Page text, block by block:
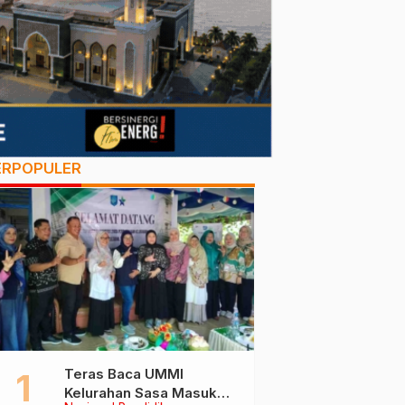
Teras Baca UMMI
Kelurahan Sasa Masuk